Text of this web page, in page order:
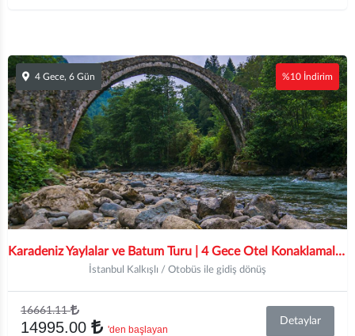
4 Gece, 6 Gün %10 İndirim
Karadeniz Yaylalar ve Batum Turu | 4 Gece Otel Konaklamalı | İstanbul, Kocaeli ve Sakarya Hareketli
İstanbul Kalkışlı / Otobüs ile gidiş dönüş
16661.11
14995.00 'den başlayan
Detaylar